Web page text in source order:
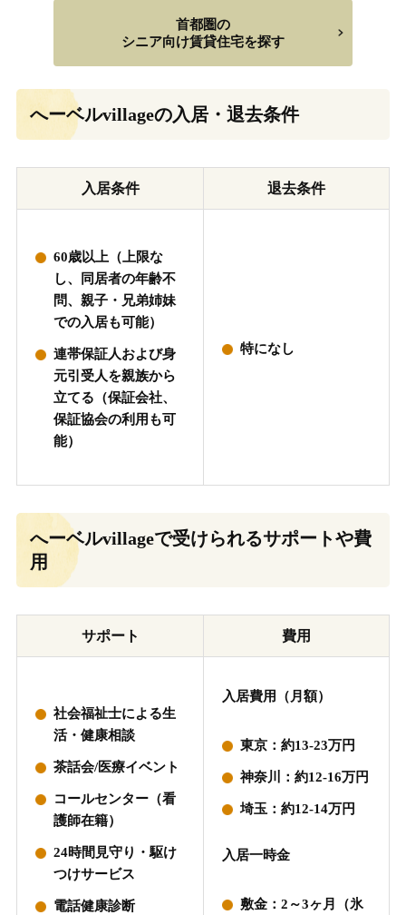
首都圏の
シニア向け賃貸住宅を探す
へーベルvillageの入居・退去条件
入居条件 退去条件
60歳以上（上限な
し、同居者の年齢不
問、親子・兄弟姉妹
での入居も可能）
連帯保証人および身
元引受人を親族から
立てる（保証会社、
保証協会の利用も可
能）
特になし
へーベルvillageで受けられるサポートや費
用
サポート 費用
社会福祉士による生
活・健康相談
茶話会/医療イベント
コールセンター（看
護師在籍）
24時間見守り・駆け
つけサービス
電話健康診断
入居費用（月額）
東京：約13-23万円
神奈川：約12-16万円
埼玉：約12-14万円
入居一時金
敷金：2～3ヶ月（氷